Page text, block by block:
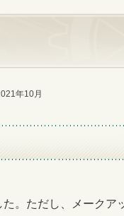
年10月
。ただし、メークア